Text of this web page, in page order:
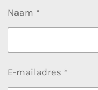
Naam *
E-mailadres *